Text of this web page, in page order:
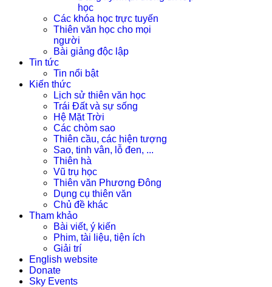
học
Các khóa học trực tuyến
Thiên văn học cho mọi
người
Bài giảng độc lập
Tin tức
Tin nổi bật
Kiến thức
Lịch sử thiên văn học
Trái Đất và sự sống
Hệ Mặt Trời
Các chòm sao
Thiên cầu, các hiện tượng
Sao, tinh vân, lỗ đen, ...
Thiên hà
Vũ trụ học
Thiên văn Phương Đông
Dụng cụ thiên văn
Chủ đề khác
Tham khảo
Bài viết, ý kiến
Phim, tài liệu, tiện ích
Giải trí
English website
Donate
Sky Events